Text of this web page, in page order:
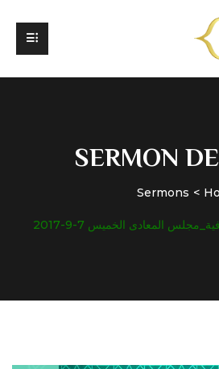
SERMON
Sermons
المعادى الخميس 7-9-2017